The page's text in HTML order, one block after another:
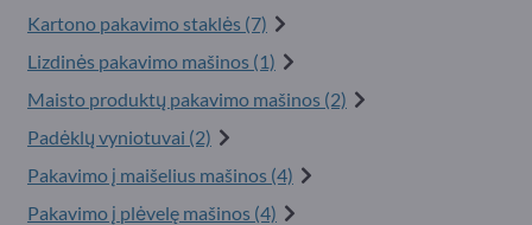
Kartono pakavimo staklės (7)
Lizdinės pakavimo mašinos (1)
Maisto produktų pakavimo mašinos (2)
Padėklų vyniotuvai (2)
Pakavimo į maišelius mašinos (4)
Pakavimo į plėvelę mašinos (4)